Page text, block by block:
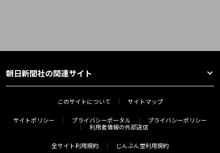
朝日新聞社の関連サイト
このサイトについて サイトマップ
サイトポリシー プライバシーポータル
プライバシーポリシー
利用者情報の外部送信
全サイト利用規約 じんぶん堂利用規約